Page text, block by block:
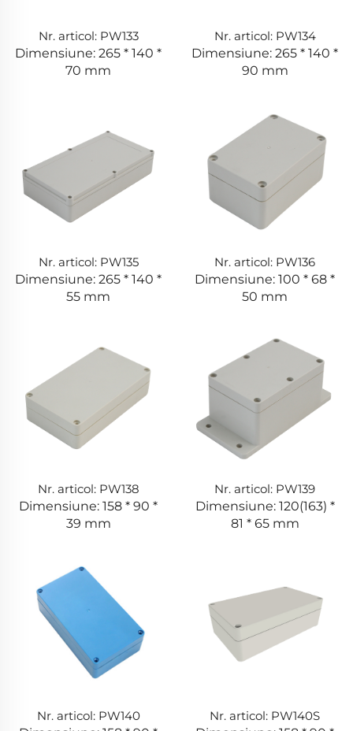
Nr. articol: PW133
Dimensiune: 265 * 140 *
70 mm
Nr. articol: PW134
Dimensiune: 265 * 140 *
90 mm
Nr. articol: PW135
Dimensiune: 265 * 140 *
55 mm
Nr. articol: PW136
Dimensiune: 100 * 68 *
50 mm
Nr. articol: PW138
Dimensiune: 158 * 90 *
39 mm
Nr. articol: PW139
Dimensiune: 120(163) *
81 * 65 mm
Nr. articol: PW140
Nr. articol: PW140S